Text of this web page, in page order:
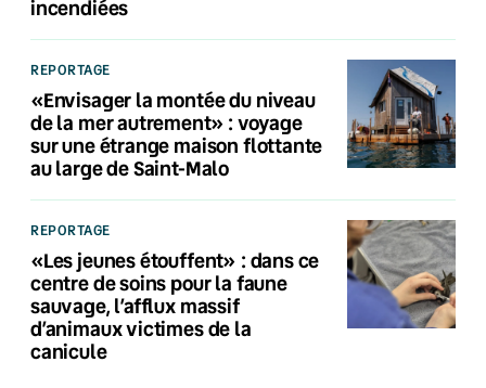
incendiées
REPORTAGE
«Envisager la montée du niveau
de la mer autrement» : voyage
sur une étrange maison flottante
au large de Saint-Malo
REPORTAGE
«Les jeunes étouffent» : dans ce
centre de soins pour la faune
sauvage, l’afflux massif
d’animaux victimes de la
canicule